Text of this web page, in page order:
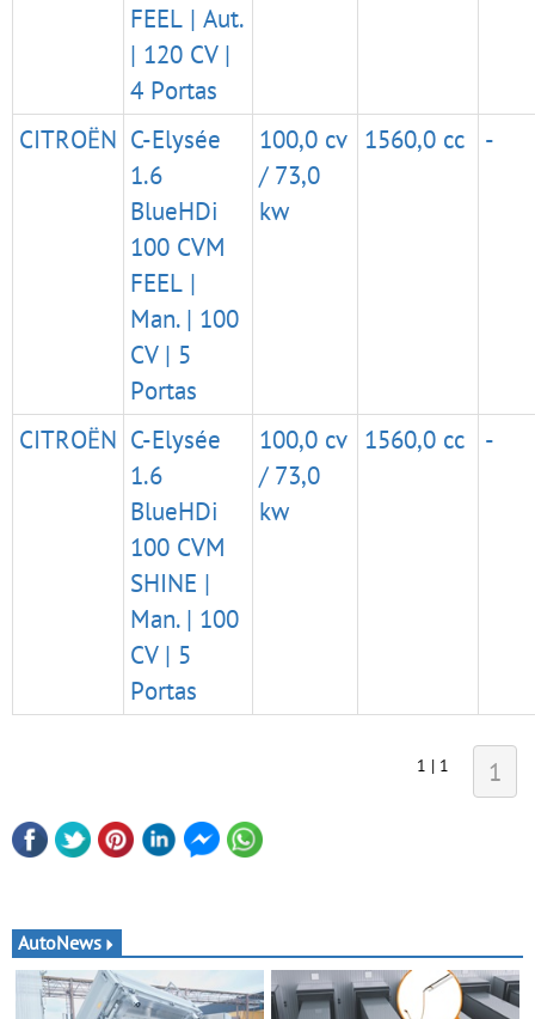
FEEL | Aut.
| 120 CV |
4 Portas
CITROËN C-Elysée
1.6
BlueHDi
100 CVM
FEEL |
Man. | 100
CV | 5
Portas
100,0 cv
/ 73,0
kw
1560,0 cc -
CITROËN C-Elysée
1.6
BlueHDi
100 CVM
SHINE |
Man. | 100
CV | 5
Portas
100,0 cv
/ 73,0
kw
1560,0 cc -
1 | 1 1
AutoNews